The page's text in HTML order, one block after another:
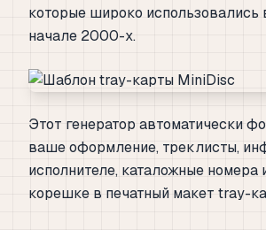
которые широко использовались
начале 2000-х.
Этот генератор автоматически
ваше оформление, треклисты,
исполнителе, каталожные номера
корешке в печатный макет tray-